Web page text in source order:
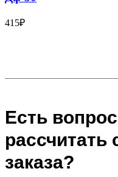
415₽
Есть
рассчитать
заказа?